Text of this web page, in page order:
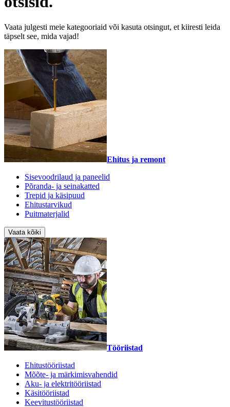
Vaata julgesti meie kategooriaid või kasuta otsingut, et kiiresti leida
täpselt see, mida vajad!
Ehitus ja remont
Sisevoodrilaud ja paneelid
Põranda- ja seinakatted
Trepid ja käsipuud
Ehitustarvikud
Puitmaterjalid
Vaata kõiki
Tööriistad
Ehitustööriistad
Mõõte- ja märkimisvahendid
Aku- ja elektritööriistad
Käsitööriistad
Keevitustööriistad